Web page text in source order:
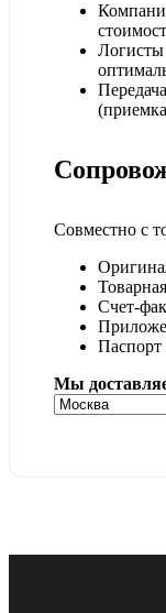
Логисты
Совместно с
Счет-
Паспорт
Мы